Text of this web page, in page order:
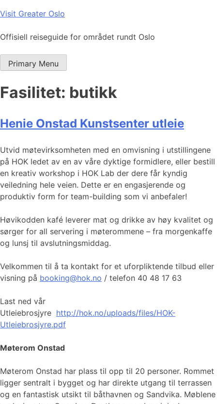
Skip
content
Visit Greater Oslo
Offisiell reiseguide for området rundt Oslo
Primary Menu
Fasilitet: butikk
Henie Onstad Kunstsenter utleie
Utvid møtevirksomheten med en omvisning i utstillingene
på HOK ledet av en av våre dyktige formidlere, eller bestill
en kreativ workshop i HOK Lab der dere får kyndig
veiledning hele veien. Dette er en engasjerende og
produktiv form for team-building som vi anbefaler!
Høvikodden kafé leverer mat og drikke av høy kvalitet og
sørger for all servering i møterommene – fra morgenkaffe
og lunsj til avslutningsmiddag.
Velkommen til å ta kontakt for et uforpliktende tilbud eller
visning på booking@hok.no / telefon 40 48 17 63
Last ned vår
Utleiebrosjyre http://hok.no/uploads/files/HOK-
Utleiebrosjyre.pdf
Møterom Onstad
Møterom Onstad har plass til opp til 20 personer. Rommet
ligger sentralt i bygget og har direkte utgang til terrassen
og en fantastisk utsikt til båthavnen og Sandvika. Møblene